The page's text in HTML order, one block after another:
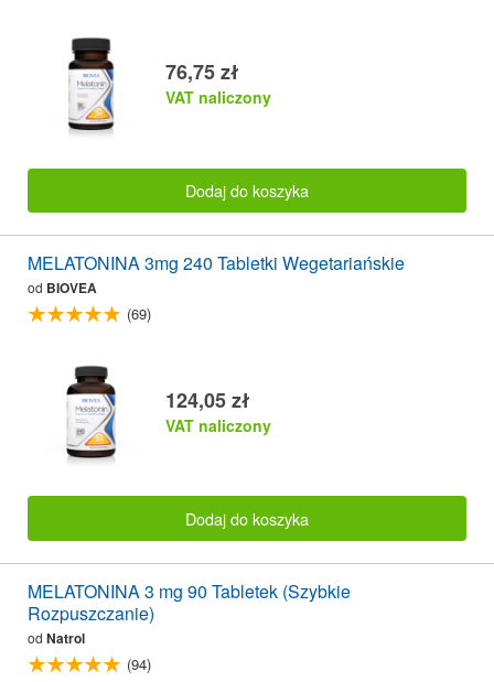
76,75 zł
VAT naliczony
Dodaj do koszyka
MELATONINA 3mg 240 Tabletki Wegetariańskie
od BIOVEA
(69)
124,05 zł
VAT naliczony
Dodaj do koszyka
MELATONINA 3 mg 90 Tabletek (Szybkie
Rozpuszczanie)
od Natrol
(94)